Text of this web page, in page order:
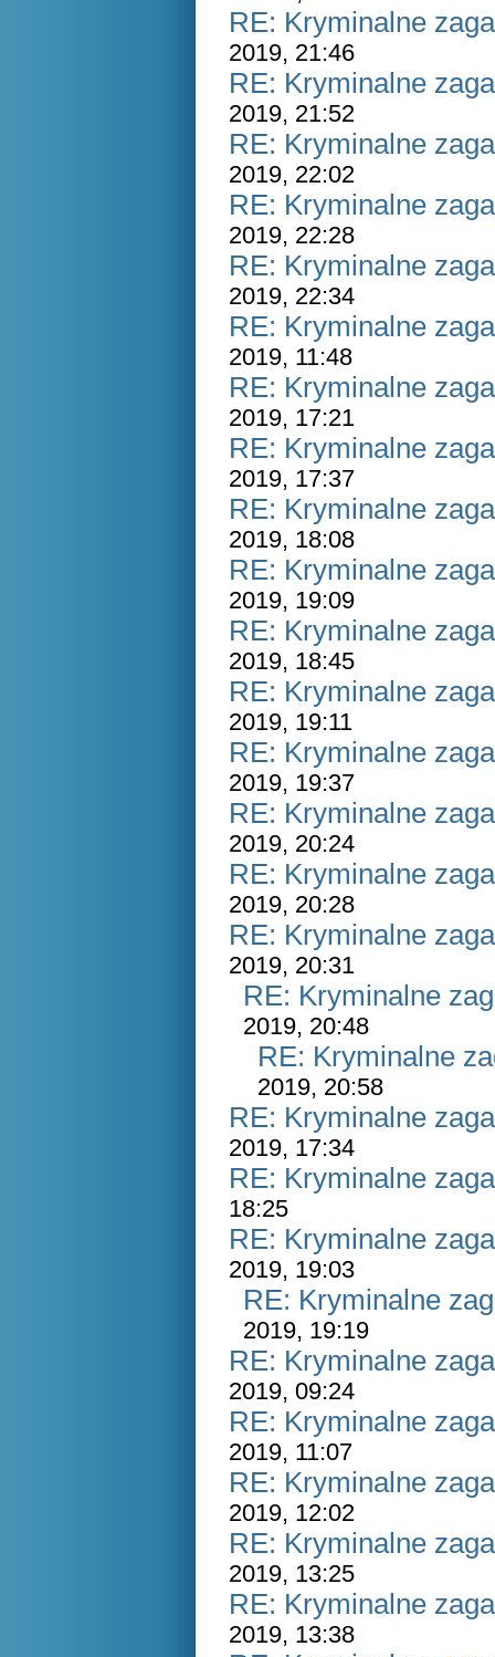
RE: Kryminalne
2019, 21:46
RE: Kryminalne
2019, 21:52
RE: Kryminalne
2019, 22:02
RE: Kryminalne
2019, 22:28
RE: Kryminalne
2019, 22:34
RE: Kryminalne
2019, 11:48
RE: Kryminalne
2019, 17:21
RE: Kryminalne
2019, 17:37
RE: Kryminalne
2019, 18:08
RE: Kryminalne
2019, 19:09
RE: Kryminalne
2019, 18:45
RE: Kryminalne
2019, 19:11
RE: Kryminalne
2019, 19:37
RE: Kryminalne
2019, 20:24
RE: Kryminalne
2019, 20:28
RE: Kryminalne
2019, 20:31
RE: Kryminalne
2019, 20:48
RE: Kryminalne
2019, 20:58
RE: Kryminalne
2019, 17:34
RE: Kryminalne
18:25
RE: Kryminalne
2019, 19:03
RE: Kryminalne
2019, 19:19
RE: Kryminalne
2019, 09:24
RE: Kryminalne
2019, 11:07
RE: Kryminalne
2019, 12:02
RE: Kryminalne
2019, 13:25
RE: Kryminalne
2019, 13:38